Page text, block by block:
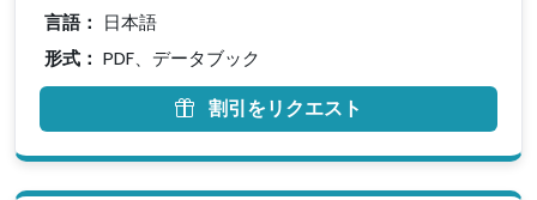
言語： 日本語
形式： PDF、データブック
割引をリクエスト